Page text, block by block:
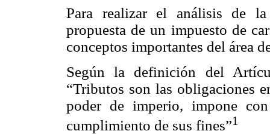
Para realizar el análisis de
propuesta de un impuesto de
conceptos importantes del área
Según la definición del
“Tributos son las obligaciones
poder de imperio, impone
cumplimiento de sus fines”1